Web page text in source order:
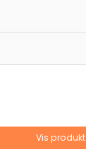
Vis produkt